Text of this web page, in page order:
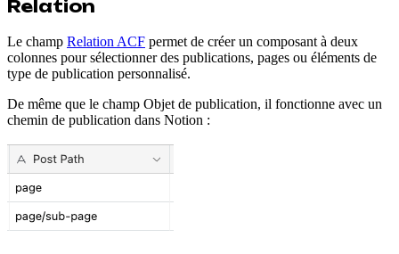
Relation
Le champ Relation ACF permet de créer un composant à deux
colonnes pour sélectionner des publications, pages ou éléments de
type de publication personnalisé.
De même que le champ Objet de publication, il fonctionne avec un
chemin de publication dans Notion :